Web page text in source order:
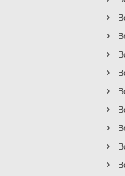
›
›
›
›
›
›
›
›
›